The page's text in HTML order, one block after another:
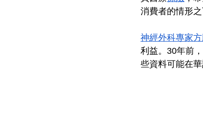
消費者的情形
神經外科專家
利益。30年前
些資料可能在